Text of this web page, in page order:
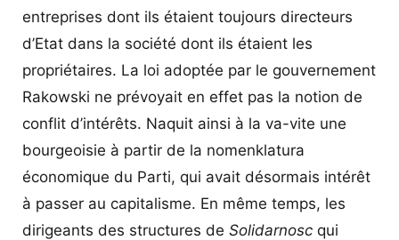
entreprises dont ils étaient toujours directeurs
d’Etat dans la société dont ils étaient les
propriétaires. La loi adoptée par le gouvernement
Rakowski ne prévoyait en effet pas la notion de
conflit d’intérêts. Naquit ainsi à la va-vite une
bourgeoisie à partir de la nomenklatura
économique du Parti, qui avait désormais intérêt
à passer au capitalisme. En même temps, les
dirigeants des structures de Solidarnosc qui